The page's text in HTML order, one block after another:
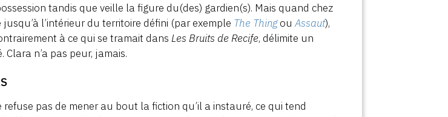
tandis que veille la figure du(des) gardien(s). Mais quand chez
l’intérieur du territoire défini (par exemple The ThingouAssaut),
à ce qui se tramait dansLes Bruits de Recife, délimite un
Clara n’a pas peur, jamais.
pas de mener au bout la fiction qu’il a instauré, ce qui tend